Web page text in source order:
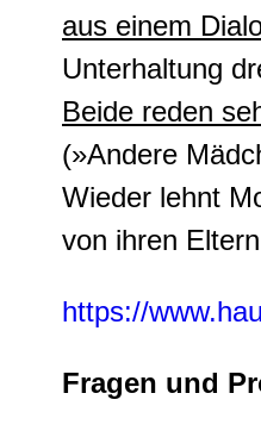
aus einem
Unterhaltung
Beide reden
(»Andere
Wieder lehnt
von ihren
https://
Fragen und